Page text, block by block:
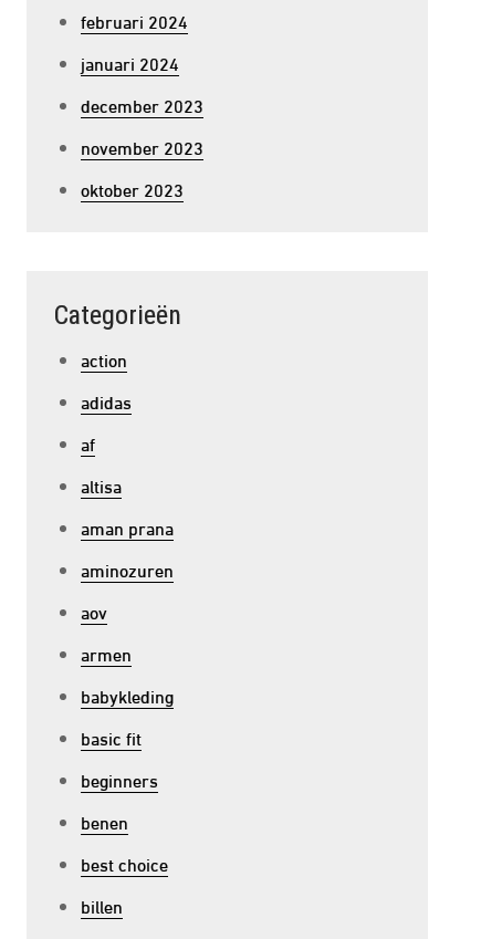
februari 2024
januari 2024
december 2023
november 2023
oktober 2023
Categorieën
action
adidas
af
altisa
aman prana
aminozuren
aov
armen
babykleding
basic fit
beginners
benen
best choice
billen